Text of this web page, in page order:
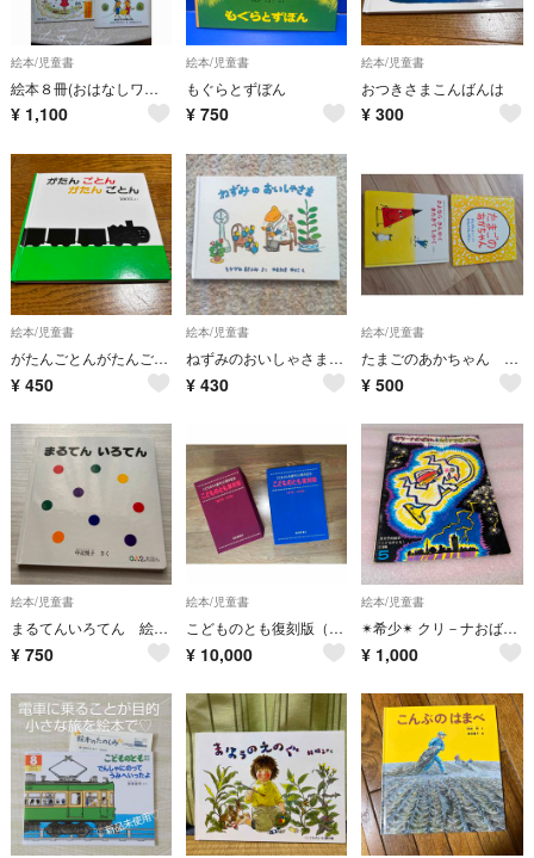
絵本/児童書
絵本８冊(おはなしワンダー２冊・こどものとも６冊)
¥ 1,100
絵本/児童書
もぐらとずぼん
¥ 750
絵本/児童書
おつきさまこんばんは
¥ 300
絵本/児童書
がたんごとんがたんごとん 絵本
¥ 450
絵本/児童書
ねずみのおいしゃさま なかがわまさふみ やまわきゆりこ
¥ 430
絵本/児童書
たまごのあかちゃん さよならさんかく
¥ 500
絵本/児童書
まるてんいろてん 絵本 012えほん 一歳 ボードブック
¥ 750
絵本/児童書
こどものとも復刻版（創刊号〜100号）
¥ 10,000
絵本/児童書
✴︎希少✴︎ クリ－ナおばさんとカミナリおばさん
¥ 1,000